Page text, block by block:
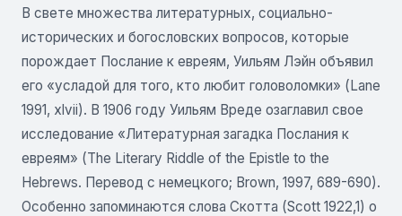
В свете множества литературных, социально-
исторических и богословских вопросов, которые
порождает Послание к евреям, Уильям Лэйн объявил
его «усладой для того, кто любит головоломки» (Lane
1991, xlvii). В 1906 году Уильям Вреде озаглавил свое
исследование «Литературная загадка Послания к
евреям» (The Literary Riddle of the Epistle to the
Hebrews. Перевод с немецкого; Brown, 1997, 689-690).
Особенно запоминаются слова Скотта (Scott 1922,1) о